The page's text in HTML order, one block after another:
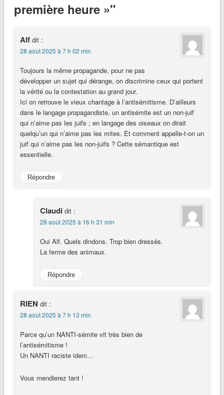
première heure »"
Alf dit :
28 août 2025 à 7 h 02 min
Toujours la même propagande, pour ne pas
développer un sujet qui dérange, on discrimine ceux qui portent
la vérité ou la contestation au grand jour.
Ici on retrouve le vieux chantage à l’antisémitisme. D’ailleurs
dans le langage propagandiste, un antisémite est un non-juif
qui n’aime pas les juifs ; en langage des oiseaux on dirait
quelqu’un qui n’aime pas les mites. Et comment appelle-t-on un
juif qui n’aime pas les non-juifs ? Cette sémantique est
essentielle.
Répondre
Claudi dit :
28 août 2025 à 16 h 31 min
Oui Alf. Quels dindons. Trop bien dressés.
La ferme des animaux.
Répondre
RIEN dit :
28 août 2025 à 7 h 13 min
Parce qu’un NANTI-sémite vit très bien de
l’antisémitisme !
Un NANTI raciste idem…
Vous mendierez tant !